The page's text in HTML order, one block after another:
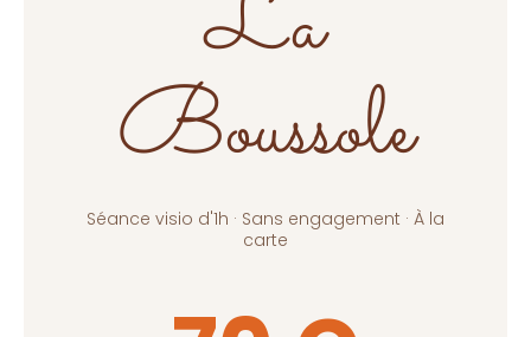
La
Boussole
Séance visio d'1h · Sans engagement · À la
carte